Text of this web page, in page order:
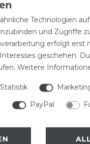
€ / Kilogramm
ARTIKEL MERKEN
Technologien
und Zugriffe
erfolgt
geschehen.
Weitere
Statistik
PayPal